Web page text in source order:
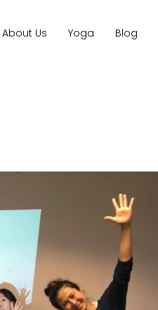
About Us Yoga Blog